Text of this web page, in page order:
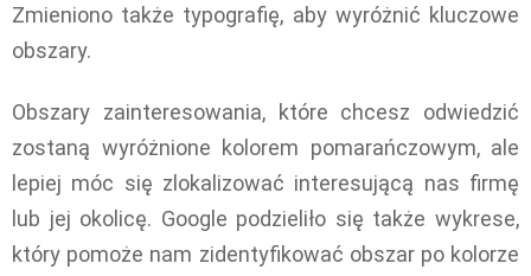
Zmieniono także typografię, aby wyróżnić kluczowe
obszary.
Obszary zainteresowania, które chcesz odwiedzić
zostaną wyróżnione kolorem pomarańczowym, ale
lepiej móc się zlokalizować interesującą nas firmę
lub jej okolicę. Google podzieliło się także wykrese,
który pomoże nam zidentyfikować obszar po kolorze